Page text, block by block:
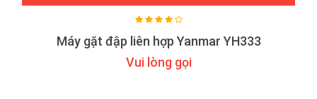
Máy gặt đập liên hợp Yanmar YH333
Vui lòng gọi